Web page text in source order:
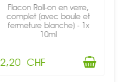
Flacon Roll-on en verre,
complet (avec boule et
fermeture blanche) - 1x
10ml
2,20 CHF